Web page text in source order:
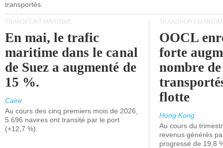
transportés.
TRANSPORT MARITIME
En mai, le trafic
maritime dans le canal
de Suez a augmenté de
15 %.
Caire
Au cours des cinq premiers mois de 2026,
5 696 navires ont transité par le port
(+12,7 %).
TRANSPORT
OOCL
forte
nombre
flotte
Hong Kong
Au cours du
revenus générés
progressé de 19,8